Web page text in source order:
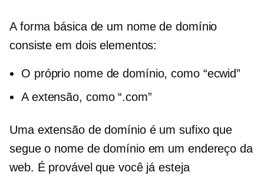
A forma básica de um nome de domínio
consiste em dois elementos:
O próprio nome de domínio, como “ecwid”
A extensão, como “.com”
Uma extensão de domínio é um sufixo que
segue o nome de domínio em um endereço da
web. É provável que você já esteja